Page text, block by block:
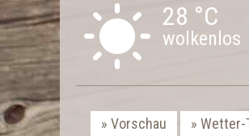
28 °C
wolkenlos
Vorschau Wetter-